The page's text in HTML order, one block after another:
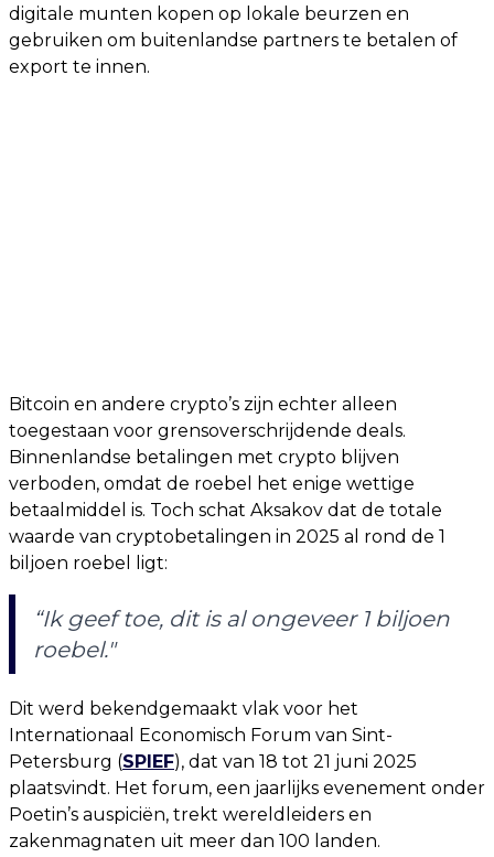
digitale munten kopen op lokale beurzen en
gebruiken om buitenlandse partners te betalen of
export te innen.
Bitcoin en andere crypto’s zijn echter alleen
toegestaan voor grensoverschrijdende deals.
Binnenlandse betalingen met crypto blijven
verboden, omdat de roebel het enige wettige
betaalmiddel is. Toch schat Aksakov dat de totale
waarde van cryptobetalingen in 2025 al rond de 1
biljoen roebel ligt:
“Ik geef toe, dit is al ongeveer 1 biljoen
roebel."
Dit werd bekendgemaakt vlak voor het
Internationaal Economisch Forum van Sint-
Petersburg (SPIEF), dat van 18 tot 21 juni 2025
plaatsvindt. Het forum, een jaarlijks evenement onder
Poetin’s auspiciën, trekt wereldleiders en
zakenmagnaten uit meer dan 100 landen.